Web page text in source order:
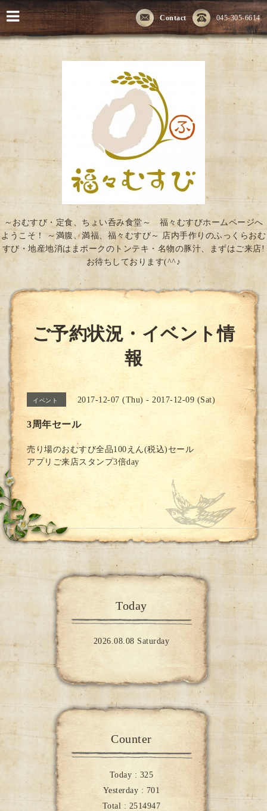
045-305-6614
Contact
～おむすび・定食、ちょい呑み食堂～ 福々むすびホームページへ
ようこそ！ ～満腹、満福、福々むすび～ 店内手作りのふっくらおむ
すび・地産地消はまポークのトンテキ・名物の豚汁、まずはご来店!
お待ちしております(^^♪
ご予約状況・イベント情
報
イベント 2017-12-07 (Thu) - 2017-12-09 (Sat)
3周年セール
売り場のおむすび全品100えん(税込)セール
アプリご来店スタンプ3倍day
Today
2026.08.08 Saturday
Counter
Today : 325
Yesterday : 701
Total : 2514947